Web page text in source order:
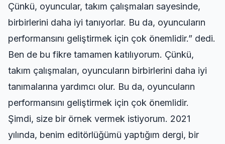
Çünkü, oyuncular, takım çalışmaları sayesinde,
birbirlerini daha iyi tanıyorlar. Bu da, oyuncuların
performansını geliştirmek için çok önemlidir.
dedi.
Ben de bu fikre tamamen katılıyorum. Çünkü,
takım çalışmaları, oyuncuların birbirlerini daha iyi
tanımalarına yardımcı olur. Bu da, oyuncuların
performansını geliştirmek için çok önemlidir.
Şimdi, size bir örnek vermek istiyorum. 2021
yılında, benim editörlüğümü yaptığım dergi, bir